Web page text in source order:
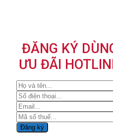
ĐĂNG KÝ
ƯU ĐÃI